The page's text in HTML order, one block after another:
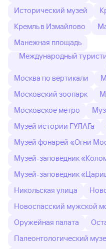
Исторический музей
Кремль в Измайлово
Манежная площадь
Международный
Москва по вертикали
Московский зоопарк
Московское метро
Музей истории ГУЛАГа
Музей фонарей «Огни
Музей-заповедник
Музей-заповедник
Никольская улица
Новоспасский мужской
Оружейная палата
Палеонтологический